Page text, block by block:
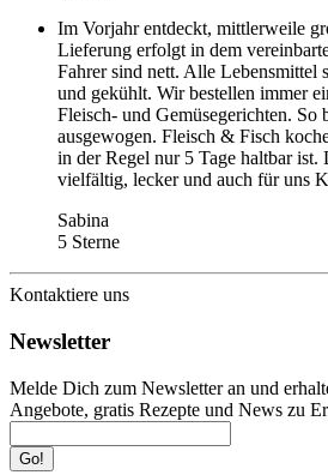
Im Vorjahr entdeckt, mittlerweile
Lieferung erfolgt in dem
Fahrer sind nett. Alle Lebensmittel
und gekühlt. Wir bestellen immer
Fleisch- und Gemüsegerichten. So
ausgewogen. Fleisch & Fisch
in der Regel nur 5 Tage haltbar ist.
vielfältig, lecker und auch für uns
Sabina
5 Sterne
Kontaktiere uns
Newsletter
Melde Dich zum Newsletter an und
Angebote, gratis Rezepte und News zu
Go!